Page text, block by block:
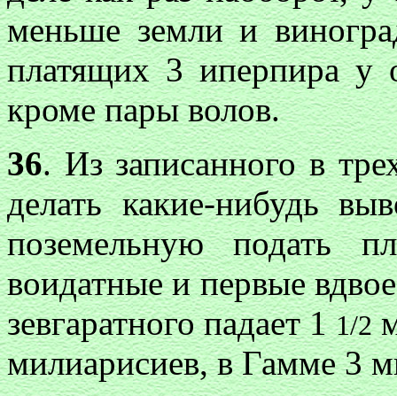
меньше земли и
платящих 3 иперпира у
кроме пары волов.
36. Из записанного в
делать какие-нибудь
поземельную подать
воидатные и первые
зевгаратного падает 11/2
милиарисиев, в Гамме 3